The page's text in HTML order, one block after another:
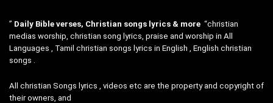
” Daily Bible verses, Christian songs lyrics & more “christian
medias worship, christian song lyrics, praise and worship in All
Languages , Tamil christian songs lyrics in English , English christian
songs .
All christian Songs lyrics , videos etc are the property and copyright of
their owners, and